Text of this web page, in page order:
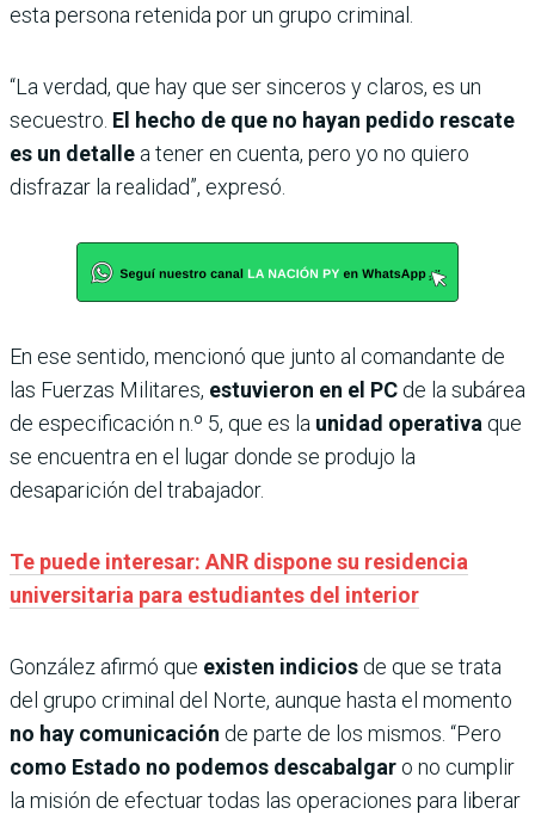
esta persona retenida por un grupo criminal.
“La verdad, que hay que ser sinceros y claros, es un
secuestro. El hecho de que no hayan pedido rescate
es un detalle a tener en cuenta, pero yo no quiero
disfrazar la realidad”, expresó.
En ese sentido, mencionó que junto al comandante de
las Fuerzas Militares, estuvieron en el PC de la subárea
de especificación n.º 5, que es la unidad operativa que
se encuentra en el lugar donde se produjo la
desaparición del trabajador.
Te puede interesar: ANR dispone su residencia
universitaria para estudiantes del interior
González afirmó que existen indicios de que se trata
del grupo criminal del Norte, aunque hasta el momento
no hay comunicación de parte de los mismos. “Pero
como Estado no podemos descabalgar o no cumplir
la misión de efectuar todas las operaciones para liberar